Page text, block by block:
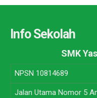
Info Sekolah
SMK
NPSN 10814689
Jalan Utama Nomor 5